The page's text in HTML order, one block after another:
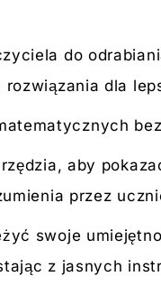
do
dla
aby
przez
swoje
z jasnych